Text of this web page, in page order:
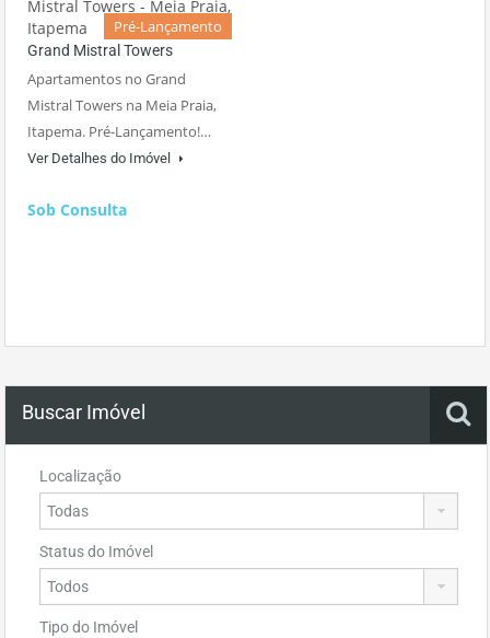
Pré-Lançamento
Grand Mistral Towers
Apartamentos no Grand
Mistral Towers na Meia Praia,
Itapema. Pré-Lançamento!…
Ver Detalhes do Imóvel
Sob Consulta
Buscar Imóvel
Localização
Status do Imóvel
Tipo do Imóvel